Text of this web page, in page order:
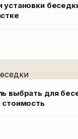
установки
выбрать для